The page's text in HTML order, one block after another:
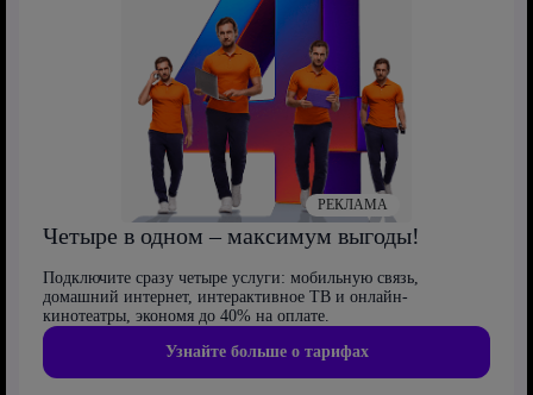
Четыре в одном – максимум выгоды!
Подключите сразу четыре услуги: мобильную связь,
домашний интернет, интерактивное ТВ и онлайн-
кинотеатры, экономя до 40% на оплате.
Узнайте больше о тарифах
РЕКЛАМА